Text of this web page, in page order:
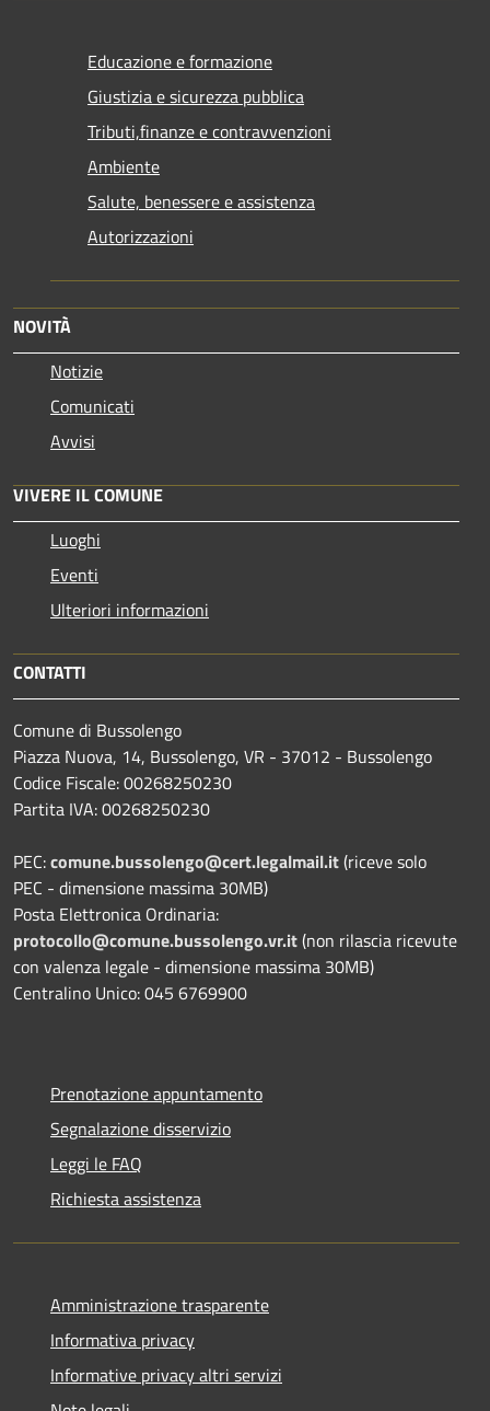
Educazione e formazione
Giustizia e sicurezza pubblica
Tributi,finanze e contravvenzioni
Ambiente
Salute, benessere e assistenza
Autorizzazioni
NOVITÀ
Notizie
Comunicati
Avvisi
VIVERE IL COMUNE
Luoghi
Eventi
Ulteriori informazioni
CONTATTI
Comune di Bussolengo
Piazza Nuova, 14, Bussolengo, VR - 37012 - Bussolengo
Codice Fiscale: 00268250230
Partita IVA: 00268250230
PEC:comune.bussolengo@cert.legalmail.it(riceve solo
PEC - dimensione massima 30MB)
Posta Elettronica Ordinaria:
protocollo@comune.bussolengo.vr.it(non rilascia ricevute
con valenza legale - dimensione massima 30MB)
Centralino Unico: 045 6769900
Prenotazione appuntamento
Segnalazione disservizio
Leggi le FAQ
Richiesta assistenza
Amministrazione trasparente
Informativa privacy
Informative privacy altri servizi